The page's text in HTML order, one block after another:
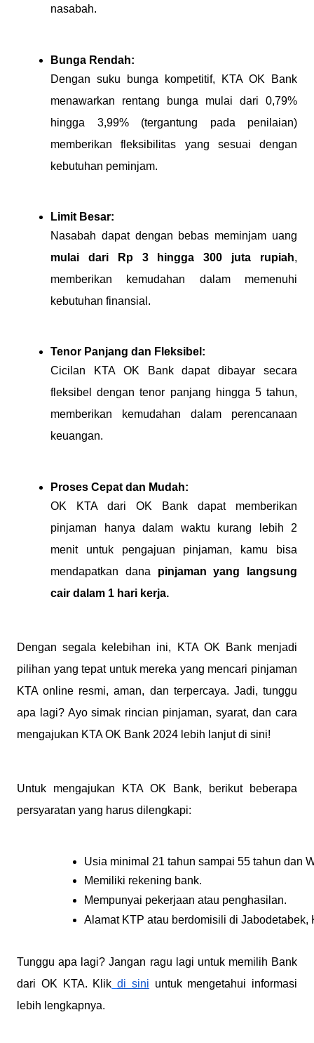
nasabah.
Bunga Rendah:
Dengan suku bunga kompetitif, KTA OK Bank
menawarkan rentang bunga mulai dari 0,79%
hingga 3,99% (tergantung pada penilaian)
memberikan fleksibilitas yang sesuai dengan
kebutuhan peminjam.
Limit Besar:
Nasabah dapat dengan bebas meminjam uang
mulai dari Rp 3 hingga 300 juta rupiah,
memberikan kemudahan dalam memenuhi
kebutuhan finansial.
Tenor Panjang dan Fleksibel:
Cicilan KTA OK Bank dapat dibayar secara
fleksibel dengan tenor panjang hingga 5 tahun,
memberikan kemudahan dalam perencanaan
keuangan.
Proses Cepat dan Mudah:
OK KTA dari OK Bank dapat memberikan
pinjaman hanya dalam waktu kurang lebih 2
menit untuk pengajuan pinjaman, kamu bisa
mendapatkan dana pinjaman yang langsung
cair dalam 1 hari kerja.
Dengan segala kelebihan ini, KTA OK Bank menjadi
pilihan yang tepat untuk mereka yang mencari pinjaman
KTA online resmi, aman, dan terpercaya. Jadi, tunggu
apa lagi? Ayo simak rincian pinjaman, syarat, dan cara
mengajukan KTA OK Bank 2024 lebih lanjut di sini!
Untuk mengajukan KTA OK Bank, berikut beberapa
persyaratan yang harus dilengkapi:
Usia minimal 21 tahun sampai 55 tahun dan
Memiliki rekening bank.
Mempunyai pekerjaan atau penghasilan.
Alamat KTP atau berdomisili di Jabodetabek,
Tunggu apa lagi? Jangan ragu lagi untuk memilih Bank
dari OK KTA. Klik di sini untuk mengetahui informasi
lebih lengkapnya.